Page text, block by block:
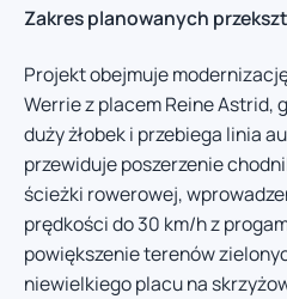
Zakres planowanych
Projekt obejmuje
Werrie z placem Reine Astrid,
duży żłobek i przebiega linia
przewiduje poszerzenie
ścieżki rowerowej,
prędkości do 30 km/h z
powiększenie terenów
niewielkiego placu na